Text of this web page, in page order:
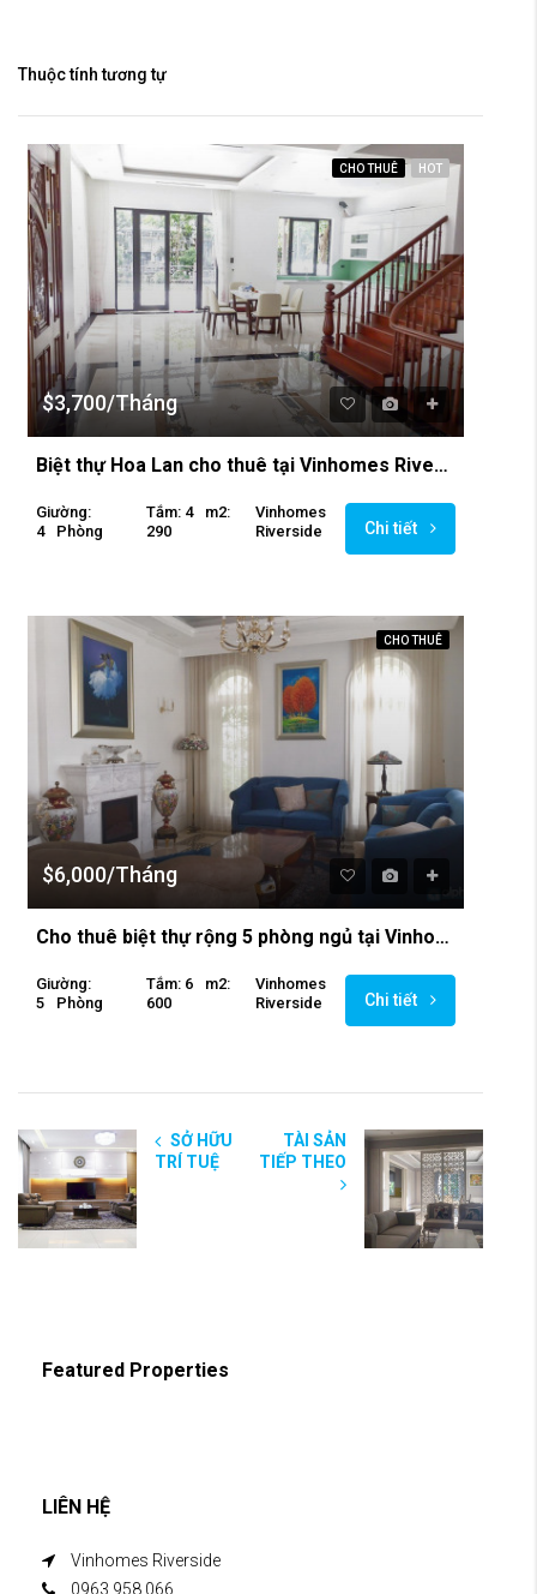
Thuộc tính tương tự
CHO THUÊ HOT
$3,700/Tháng
Biệt thự Hoa Lan cho thuê tại Vinhomes Riverside
Giường:
4
Phòng
Tắm: 4
M2:
290
Vinhomes
Riverside
Chi tiết
CHO THUÊ
$6,000/Tháng
Cho thuê biệt thự rộng 5 phòng ngủ tại Vinhomes Riverside
Giường:
5
Phòng
Tắm: 6
M2:
600
Vinhomes
Riverside
Chi tiết
SỞ HỮU
TRÍ TUỆ
TÀI SẢN
TIẾP THEO
Featured Properties
LIÊN HỆ
Vinhomes Riverside
0963 958 066